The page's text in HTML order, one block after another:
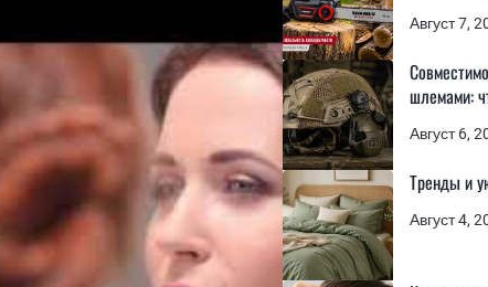
Август 7,
Август 6,
шлемами:
Август 4,
Тренды и